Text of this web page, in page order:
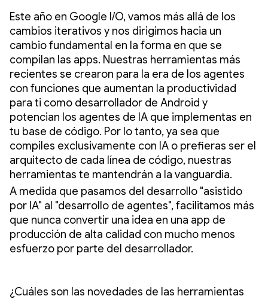
Este año en Google I/O, vamos más allá de los
cambios iterativos y nos dirigimos hacia un
cambio fundamental en la forma en que se
compilan las apps. Nuestras herramientas más
recientes se crearon para la era de los agentes
con funciones que aumentan la productividad
para ti como desarrollador de Android y
potencian los agentes de IA que implementas en
tu base de código. Por lo tanto, ya sea que
compiles exclusivamente con IA o prefieras ser el
arquitecto de cada línea de código, nuestras
herramientas te mantendrán a la vanguardia.
A medida que pasamos del desarrollo "asistido
por IA" al "desarrollo de agentes", facilitamos más
que nunca convertir una idea en una app de
producción de alta calidad con mucho menos
esfuerzo por parte del desarrollador.
¿Cuáles son las novedades de las herramientas